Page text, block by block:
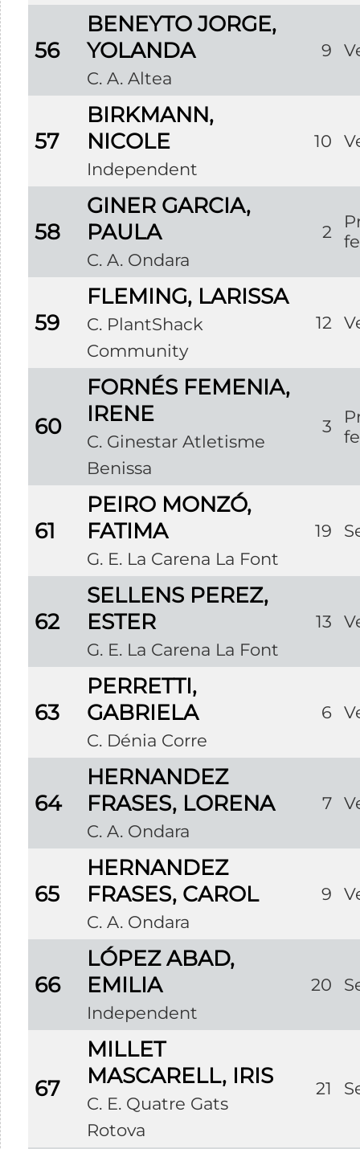
56
BENEYTO JORGE,
YOLANDA
C. A. Altea
9
57
BIRKMANN,
NICOLE
Independent
10
58
GINER GARCIA,
PAULA
C. A. Ondara
2
59
FLEMING, LARISSA
C. PlantShack
Community
12
60
FORNÉS FEMENIA,
IRENE
C. Ginestar Atletisme
Benissa
3
61
PEIRO MONZÓ,
FATIMA
G. E. La Carena La Font
19
62
SELLENS PEREZ,
ESTER
G. E. La Carena La Font
13
63
PERRETTI,
GABRIELA
C. Dénia Corre
6
64
HERNANDEZ
FRASES, LORENA
C. A. Ondara
7
65
HERNANDEZ
FRASES, CAROL
C. A. Ondara
9
66
LÓPEZ ABAD,
EMILIA
Independent
20
67
MILLET
MASCARELL, IRIS
C. E. Quatre Gats
Rotova
21